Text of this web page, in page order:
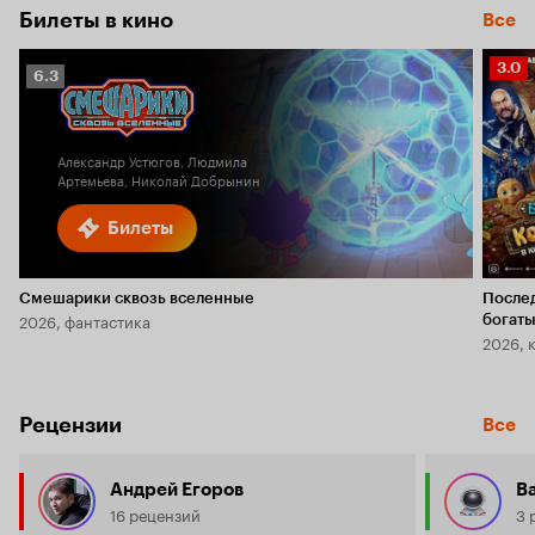
Билеты в кино Все
Билеты
Рейтинг
Кинопоиска
6.3
Александр Устюгов, Людмила
Артемьева, Николай Добрынин
Смешарики сквозь вселенные
2026, фантастика
3.0
3.0
2026,
Рецензии Все
Андрей Егоров
16 рецензий 3